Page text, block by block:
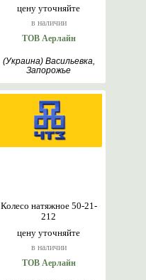
цену уточняйте
в наличии
ТОВ Аерлайн
(Украина) Васильевка,
Запорожье
цену уточняйте
в наличии
Колесо натяжное 50-21-
212
ТОВ Аерлайн